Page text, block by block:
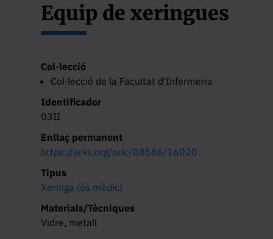
Equip de xeringues
Col·lecció
Col·lecció de la Facultat d'Infermeria
Identificador
03II
Enllaç permanent
https://arks.org/ark:/88586/16020
Tipus
Xeringa (ús mèdic)
Materials/Tècniques
Vidre, metall